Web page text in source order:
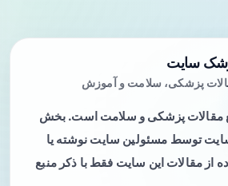
سایت
پزشکی، سلامت و آموزش
مقالات پزشکی و سلامت است. بخش
سایت توسط مسئولین سایت نوشته یا
از مقالات این سایت فقط با ذکر منبع